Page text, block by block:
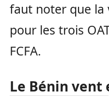
faut noter que la
pour les trois
FCFA.
Le Bénin vent